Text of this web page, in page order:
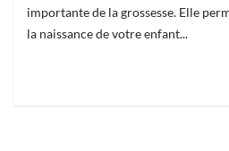
importante de la grossesse. Elle
la naissance de votre enfant...